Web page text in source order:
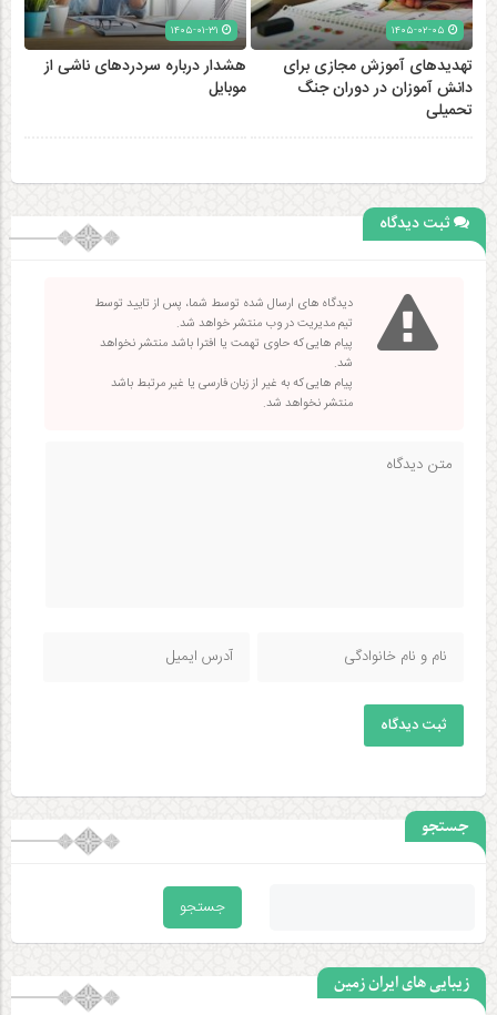
تهدیدهای آموزش مجازی برای
دانش آموزان در دوران جنگ
تحمیلی
هشدار درباره سردردهای ناشی از
موبایل
ثبت دیدگاه
دیدگاه های ارسال شده توسط شما، پس از تایید توسط
تیم مدیریت در وب منتشر خواهد شد.
پیام هایی که حاوی تهمت یا افترا باشد منتشر نخواهد
شد.
پیام هایی که به غیر از زبان فارسی یا غیر مرتبط باشد
منتشر نخواهد شد.
ثبت دیدگاه
جستجو
زیبایی های ایران زمین